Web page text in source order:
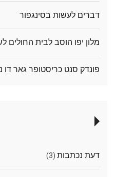
דברים לעשות בסינגפור
מלון יפו הוסב לבית
פונדק סנט כריסטופר גאר דו
דעת נכתבות (3)